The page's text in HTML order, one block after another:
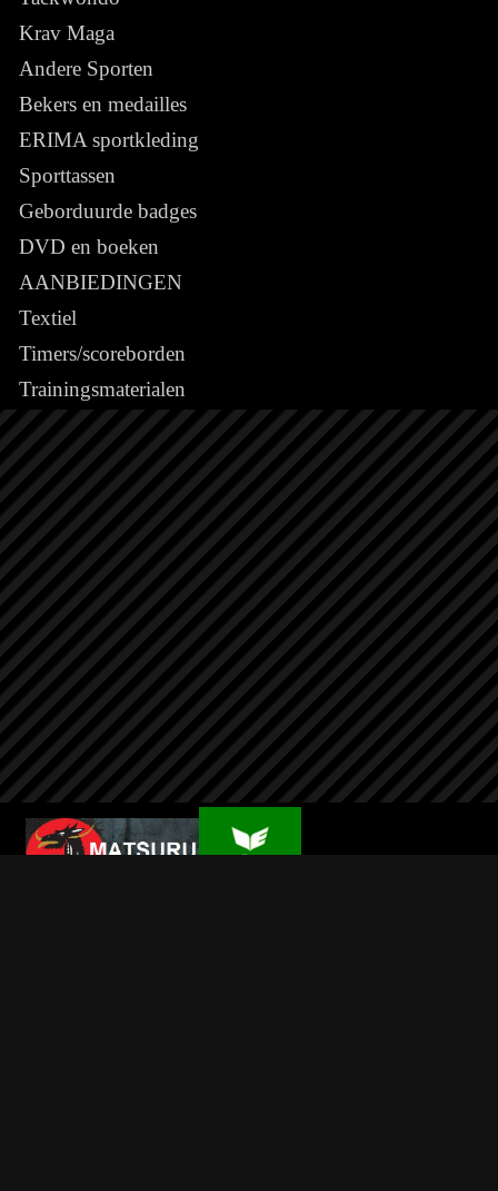
Krav Maga
Andere Sporten
Bekers en medailles
ERIMA sportkleding
Sporttassen
Geborduurde badges
DVD en boeken
AANBIEDINGEN
Textiel
Timers/scoreborden
Trainingsmaterialen